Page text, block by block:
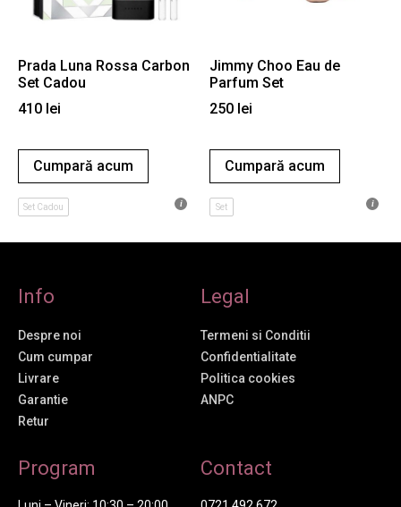
Prada Luna Rossa Carbon
Set Cadou
410 lei
Cumpară acum
Set Cadou
Jimmy Choo Eau de
Parfum Set
250 lei
Cumpară acum
Set
Info
Despre noi
Cum cumpar
Livrare
Garantie
Retur
Legal
Termeni si Conditii
Confidentialitate
Politica cookies
ANPC
Program Contact